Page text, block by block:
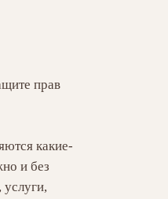
прав
какие-
и без